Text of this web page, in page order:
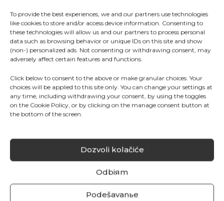
To provide the best experiences, we and our partners use technologies
like cookies to store and/or access device information. Consenting to
these technologies will allow us and our partners to process personal
data such as browsing behavior or unique IDs on this site and show
(non-) personalized ads. Not consenting or withdrawing consent, may
adversely affect certain features and functions.
Click below to consent to the above or make granular choices. Your
choices will be applied to this site only. You can change your settings at
any time, including withdrawing your consent, by using the toggles
on the Cookie Policy, or by clicking on the manage consent button at
the bottom of the screen.
Dozvoli kolačiće
Odbiяm
Podešavanьe
открытие устьев, синтез белка, синтез углеводов,
создают оптимальные условия для роста и
развития растения, стимулируют укоренение,
цветение, оплодотворение, образование плодов
и дифференциацию цветочных почек.
Растения по-разному реагируют на дефицит
аминокислот на разных уровнях:
снижение продуктивности.
Физиологические изменения: снижение
водопоглощения, изменение степени
транспирации, снижение фотосинтеза,